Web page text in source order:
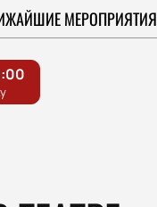
МЕРОПРИЯТИЯ